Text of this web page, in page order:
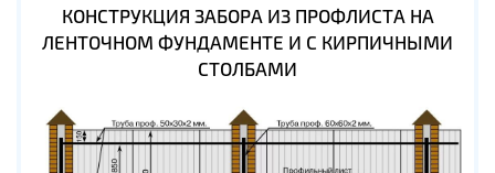
КОНСТРУКЦИЯ ЗАБОРА ИЗ ПРОФЛИСТА НА
ЛЕНТОЧНОМ ФУНДАМЕНТЕ И С КИРПИЧНЫМИ
СТОЛБАМИ